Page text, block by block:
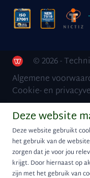
© 2026 -
Algemene
Cookie- en
Deze website
Deze website gebruikt
het gebruik van de
zorgen dat je voor jou
krijgt. Door hiernaast op
zijn met het gebruik van